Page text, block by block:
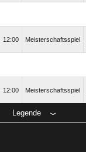
12:00 Meisterschaftsspiel
12:00 Meisterschaftsspiel
Legende